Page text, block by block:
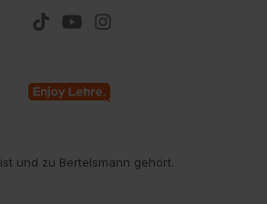
ist und zu Bertelsmann gehört.